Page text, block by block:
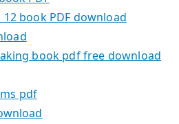
book PDF download
book pdf free download
pdf